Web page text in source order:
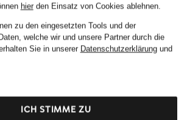
hierden Einsatz von Cookies ablehnen.
zu den eingesetzten Tools und der
welche wir und unsere Partner durch die
Sie in unserer Datenschutzerklärungund
ICH STIMME ZU